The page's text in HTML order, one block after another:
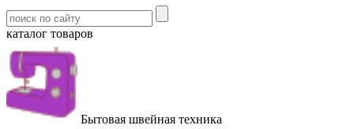
каталог товаров
Бытовая швейная техника